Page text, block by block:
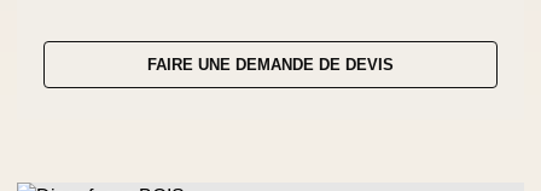
FAIRE UNE DEMANDE DE DEVIS